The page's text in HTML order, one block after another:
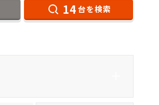
14 台を検索